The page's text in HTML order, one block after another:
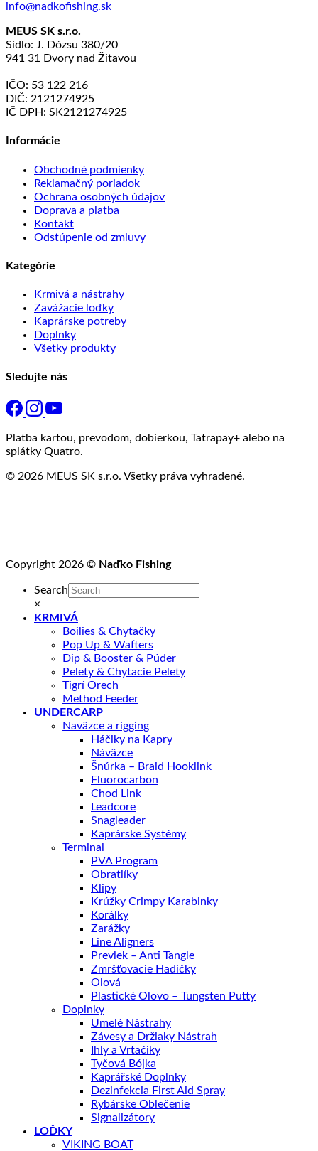
info@nadkofishing.sk
MEUS SK s.r.o.
Sídlo: J. Dózsu 380/20
941 31 Dvory nad Žitavou
IČO: 53 122 216
DIČ: 2121274925
IČ DPH: SK2121274925
Informácie
Obchodné podmienky
Reklamačný poriadok
Ochrana osobných údajov
Doprava a platba
Kontakt
Odstúpenie od zmluvy
Kategórie
Krmivá a nástrahy
Zavážacie loďky
Kaprárske potreby
Doplnky
Všetky produkty
Sledujte nás
Platba kartou, prevodom, dobierkou, Tatrapay+ alebo na
splátky Quatro.
© 2026 MEUS SK s.r.o. Všetky práva vyhradené.
Copyright 2026 © Naďko Fishing
Search
×
KRMIVÁ
Boilies & Chytačky
Pop Up & Wafters
Dip & Booster & Púder
Pelety & Chytacie Pelety
Tigrí Orech
Method Feeder
UNDERCARP
Naväzce a rigging
Háčiky na Kapry
Náväzce
Šnúrka – Braid Hooklink
Fluorocarbon
Chod Link
Leadcore
Snagleader
Kaprárske Systémy
Terminal
PVA Program
Obratlíky
Klipy
Krúžky Crimpy Karabinky
Korálky
Zarážky
Line Aligners
Prevlek – Anti Tangle
Zmršťovacie Hadičky
Olová
Plastické Olovo – Tungsten Putty
Doplnky
Umelé Nástrahy
Závesy a Držiaky Nástrah
Ihly a Vrtačiky
Tyčová Bójka
Kaprářské Doplnky
Dezinfekcia First Aid Spray
Rybárske Oblečenie
Signalizátory
LOĎKY
VIKING BOAT